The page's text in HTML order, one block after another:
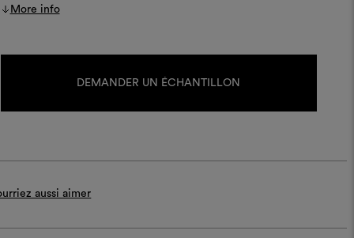
More info
DEMANDER UN ÉCHANTILLON
aussi aimer